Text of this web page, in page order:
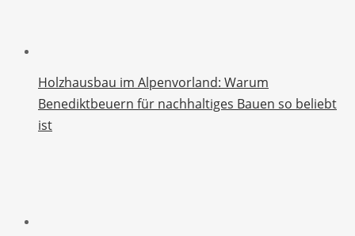
Holzhausbau im Alpenvorland: Warum
Benediktbeuern für nachhaltiges Bauen so beliebt
ist